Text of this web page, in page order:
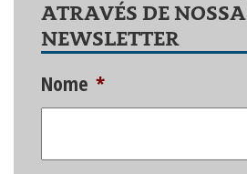
ATRAVÉS DE NOSSA
NEWSLETTER
Nome *